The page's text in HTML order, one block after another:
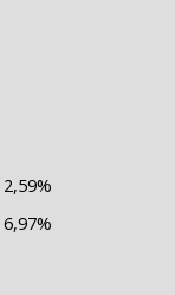
2,59%
6,97%